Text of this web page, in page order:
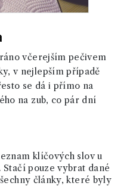
včerejším pečivem
v nejlepším případě
se dá i přímo na
na zub, co pár dní
klíčových slov u
Stačí pouze vybrat dané
články, které byly